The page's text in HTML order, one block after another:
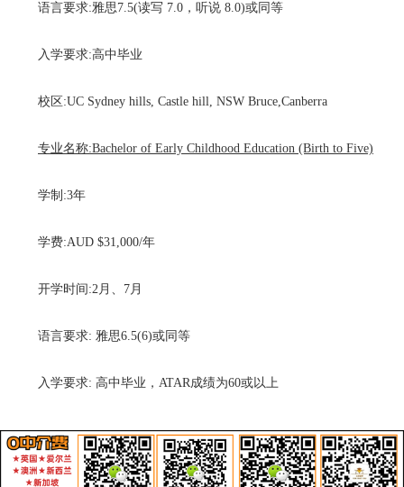
语言要求:雅思7.5(读写 7.0，听说 8.0)或同等
入学要求:高中毕业
校区:UC Sydney hills, Castle hill, NSW Bruce,Canberra
专业名称:Bachelor of Early Childhood Education (Birth to Five)
学制:3年
学费:AUD $31,000/年
开学时间:2月、7月
语言要求: 雅思6.5(6)或同等
入学要求: 高中毕业，ATAR成绩为60或以上